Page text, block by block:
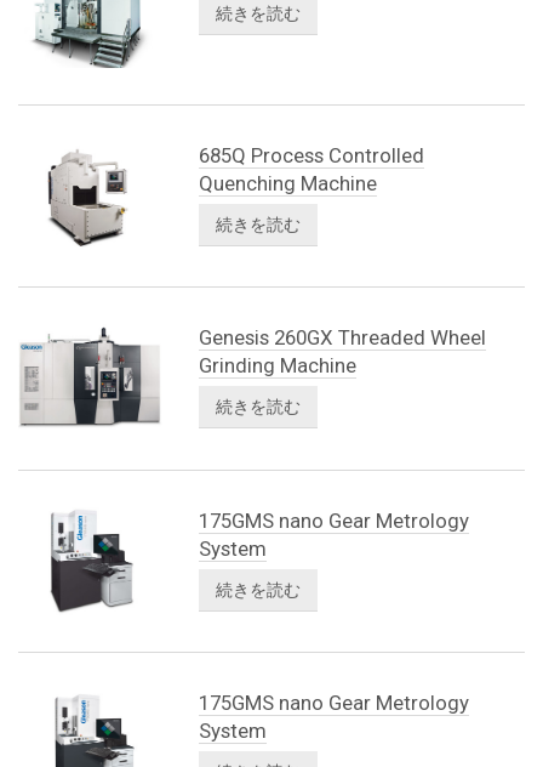
続きを読む
685Q Process Controlled
Quenching Machine
続きを読む
Genesis 260GX Threaded Wheel
Grinding Machine
続きを読む
175GMS nano Gear Metrology
System
続きを読む
175GMS nano Gear Metrology
System